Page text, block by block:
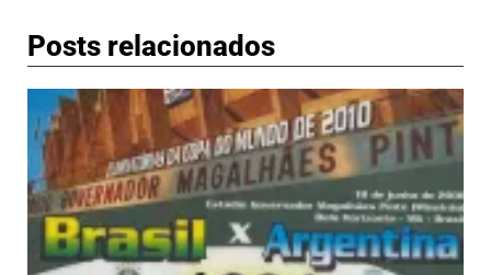
Posts relacionados